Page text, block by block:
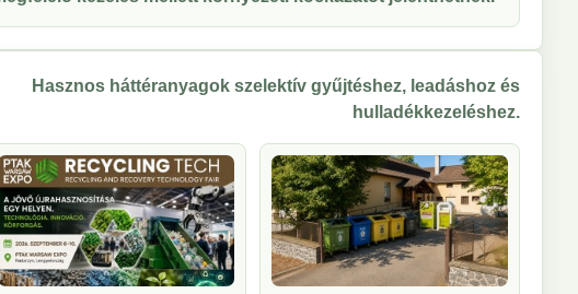
Hasznos háttéranyagok szelektív gyűjtéshez, leadáshoz és
hulladékkezeléshez.